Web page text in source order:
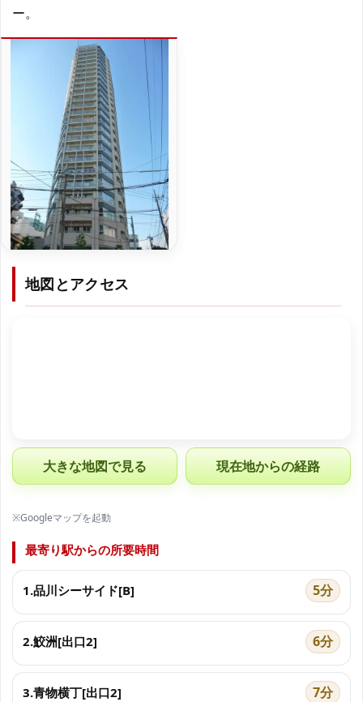
ー。
地図とアクセス
大きな地図で見る 現在地からの経路
※Googleマップを起動
最寄り駅からの所要時間
1.品川シーサイド[B] 5分
2.鮫洲[出口2] 6分
3.青物横丁[出口2] 7分